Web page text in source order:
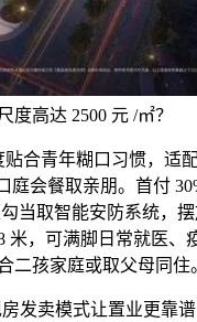
高达 2500 元 /㎡？
青年糊口习惯，适
会餐取亲朋。首付
当取智能安防系统，
米，可满脚日常就医、
二孩家庭或取父母同住
卖模式让置业更靠谱